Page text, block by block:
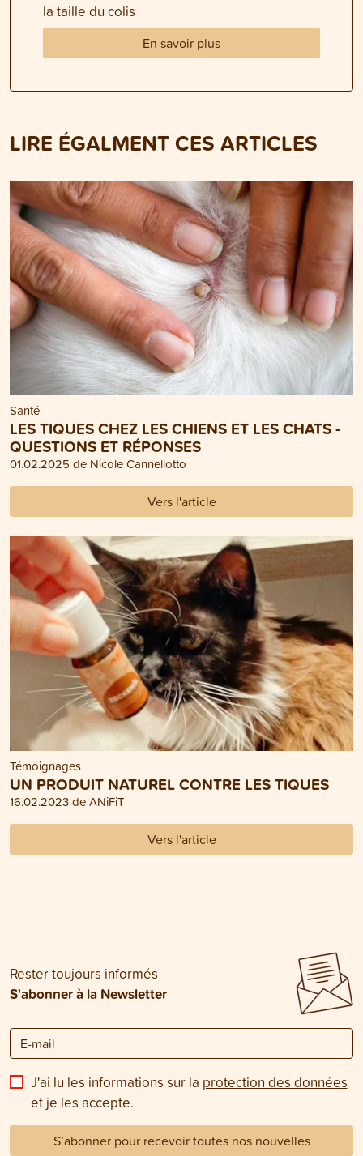
la taille du colis
En savoir plus
LIRE ÉGALMENT CES ARTICLES
Santé
LES TIQUES CHEZ LES CHIENS ET LES CHATS -
QUESTIONS ET RÉPONSES
01.02.2025 de Nicole Cannellotto
Vers l'article
Témoignages
UN PRODUIT NATUREL CONTRE LES TIQUES
16.02.2023 de ANiFiT
Vers l'article
Rester toujours informés
S'abonner à la Newsletter
J'ai lu les informations sur la protection des données
et je les accepte.
S’abonner pour recevoir toutes nos nouvelles